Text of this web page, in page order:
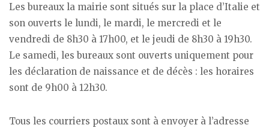
Les bureaux la mairie sont situés sur la place d’Italie et
son ouverts le lundi, le mardi, le mercredi et le
vendredi de 8h30 à 17h00, et le jeudi de 8h30 à 19h30.
Le samedi, les bureaux sont ouverts uniquement pour
les déclaration de naissance et de décès : les horaires
sont de 9h00 à 12h30.
Tous les courriers postaux sont à envoyer à l’adresse